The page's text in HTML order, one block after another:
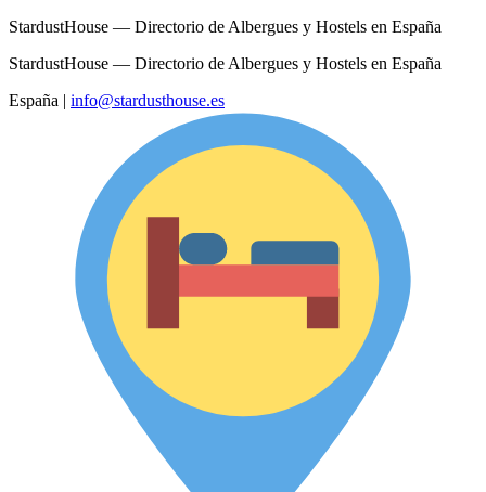
StardustHouse — Directorio de Albergues y Hostels en España
StardustHouse — Directorio de Albergues y Hostels en España
España | info@stardusthouse.es